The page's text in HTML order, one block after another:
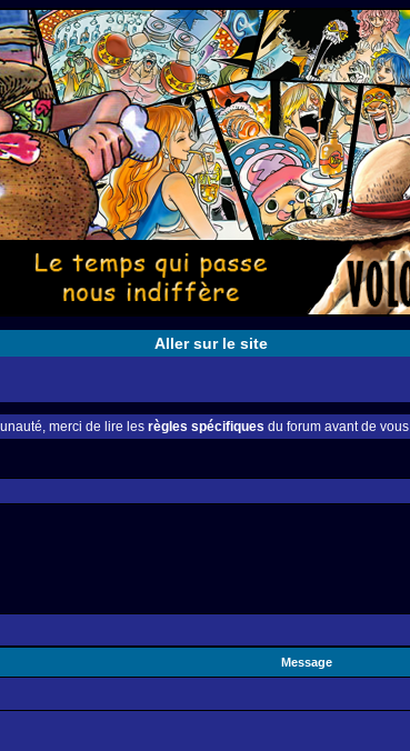
Aller sur le site
merci de lire les règles spécifiques du forum avant de vous
Message